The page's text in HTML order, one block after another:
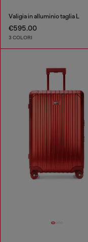
Valigia in alluminio taglia L
€595.00
3 COLORI